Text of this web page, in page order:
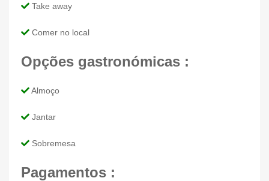
Take away
Comer no local
Opções gastronómicas :
Almoço
Jantar
Sobremesa
Pagamentos :